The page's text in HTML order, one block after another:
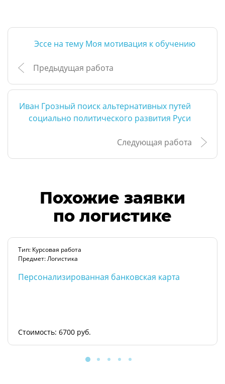
Эссе на тему Моя мотивация к обучению
Предыдущая работа
Иван Грозный поиск альтернативных путей
социально политического развития Руси
Следующая работа
Похожие заявки
по логистике
Тип: Курсовая работа
Предмет: Логистика
Персонализированная банковская карта
Стоимость: 6700 руб.